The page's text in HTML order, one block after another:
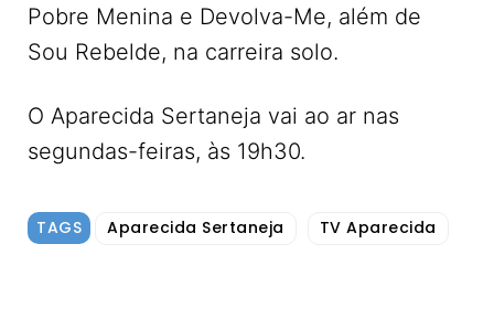
Pobre Menina e Devolva-Me, além de
Sou Rebelde, na carreira solo.
O Aparecida Sertaneja vai ao ar nas
segundas-feiras, às 19h30.
TAGS Aparecida Sertaneja TV Aparecida